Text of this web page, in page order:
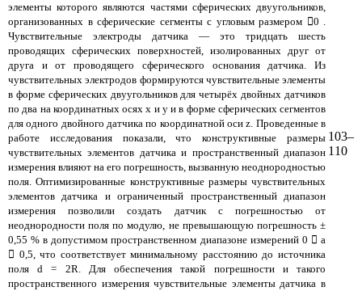
элементы которого являются частями сферических двуугольников,
организованных в сферические сегменты с угловым размером 0 .
Чувствительные электроды датчика — это тридцать шесть
проводящих сферических поверхностей, изолированных друг от
друга и от проводящего сферического основания датчика. Из
чувствительных электродов формируются чувствительные элементы
в форме сферических двуугольников для четырёх двойных датчиков
по два на координатных осях x и y и в форме сферических сегментов
для одного двойного датчика по координатной оси z. Проведенные в
работе исследования показали, что конструктивные размеры
чувствительных элементов датчика и пространственный диапазон
измерения влияют на его погрешность, вызванную неоднородностью
поля. Оптимизированные конструктивные размеры чувствительных
элементов датчика и ограниченный пространственный диапазон
измерения позволили создать датчик с погрешностью от
неоднородности поля по модулю, не превышающую погрешность ±
0,55 % в допустимом пространственном диапазоне измерений 0  a
 0,5, что соответствует минимальному расстоянию до источника
поля d = 2R. Для обеспечения такой погрешности и такого
пространственного измерения чувствительные элементы датчика в
103–
110